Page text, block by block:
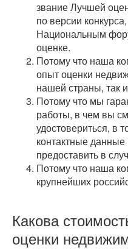
звание Лучшей
по версии
Национальным
оценке.
Потому что наша
опыт оценки
нашей страны, так
Потому что мы
работы, в чем вы
удостовериться, в
контактные
предоставить в
Потому что наша
крупнейших
Какова
оценки